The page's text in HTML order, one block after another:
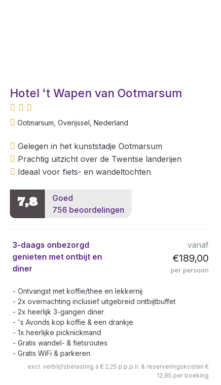
Hotel 't Wapen van Ootmarsum
Ootmarsum, Overijssel, Nederland
Gelegen in het kunststadje Ootmarsum
Prachtig uitzicht over de Twentse landerijen
Ideaal voor fiets- en wandeltochten
7,8
Goed
756 beoordelingen
3-daags onbezorgd
genieten met ontbijt en
diner
vanaf
€189,00
per persoon
Ontvangst met koffie/thee en lekkernij
2x overnachting inclusief uitgebreid ontbijtbuffet
2x heerlijk 3-gangen diner
's Avonds kop koffie & een drankje
1x heerlijke picknickmand
Gratis wandel- & fietsroutes
Gratis WiFi & parkeren
excl. verblijfsbelasting à € 2,25 p.p.p.n. & reserveringskosten €
12,95 per boeking